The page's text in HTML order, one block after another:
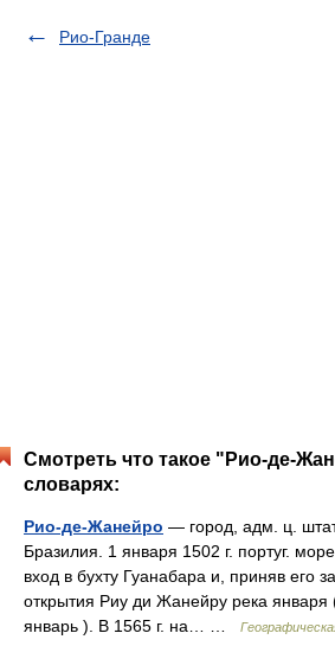
Рио-Гранде
Смотреть что такое "Рио-де-
словарях:
Рио-де-Жанейро — город, адм. ц.
Бразилия. 1 января 1502 г. португ.
вход в бухту Гуанабара и, приняв его
открытия Риу ди Жанейру река января
январь ). В 1565 г. на… …